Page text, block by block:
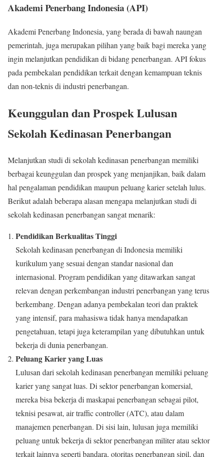
Akademi Penerbang Indonesia (API)
Akademi Penerbang Indonesia, yang berada di bawah naungan
pemerintah, juga merupakan pilihan yang baik bagi mereka yang
ingin melanjutkan pendidikan di bidang penerbangan. API fokus
pada pembekalan pendidikan terkait dengan kemampuan teknis
dan non-teknis di industri penerbangan.
Keunggulan dan Prospek Lulusan
Sekolah Kedinasan Penerbangan
Melanjutkan studi di sekolah kedinasan penerbangan memiliki
berbagai keunggulan dan prospek yang menjanjikan, baik dalam
hal pengalaman pendidikan maupun peluang karier setelah lulus.
Berikut adalah beberapa alasan mengapa melanjutkan studi di
sekolah kedinasan penerbangan sangat menarik:
Pendidikan Berkualitas Tinggi
Sekolah kedinasan penerbangan di Indonesia memiliki
kurikulum yang sesuai dengan standar nasional dan
internasional. Program pendidikan yang ditawarkan sangat
relevan dengan perkembangan industri penerbangan yang terus
berkembang. Dengan adanya pembekalan teori dan praktek
yang intensif, para mahasiswa tidak hanya mendapatkan
pengetahuan, tetapi juga keterampilan yang dibutuhkan untuk
bekerja di dunia penerbangan.
Peluang Karier yang Luas
Lulusan dari sekolah kedinasan penerbangan memiliki peluang
karier yang sangat luas. Di sektor penerbangan komersial,
mereka bisa bekerja di maskapai penerbangan sebagai pilot,
teknisi pesawat, air traffic controller (ATC), atau dalam
manajemen penerbangan. Di sisi lain, lulusan juga memiliki
peluang untuk bekerja di sektor penerbangan militer atau sektor
terkait lainnya seperti bandara, otoritas penerbangan sipil, dan